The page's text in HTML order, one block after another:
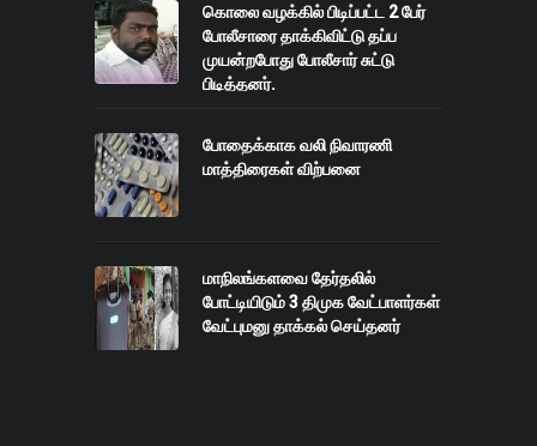
கொலை வழக்கில் பிடிப்பட்ட 2 பேர்
போலீசாரை தாக்கிவிட்டு தப்ப
முயன்றபோது போலீசார் சுட்டு
பிடித்தனர்.
போதைக்காக வலி நிவாரணி
மாத்திரைகள் விற்பனை
மாநிலங்களவை தேர்தலில்
போட்டியிடும் 3 திமுக வேட்பாளர்கள்
வேட்புமனு தாக்கல் செய்தனர்